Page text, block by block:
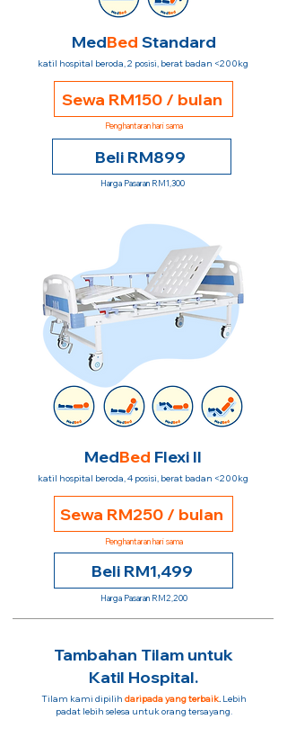
MedBed Standard
katil hospital beroda, 2 posisi, berat badan <200kg
Sewa RM150 / bulan
Penghantaran hari sama
Beli RM899
Harga Pasaran RM1,300
MedBed Flexi II
katil hospital beroda, 4 posisi, berat badan <200kg
Sewa RM250 / bulan
Penghantaran hari sama
Beli RM1,499
Harga Pasaran RM2,200
Tambahan Tilam untuk
Katil Hospital.
Tilam kami dipilih daripada yang terbaik.Lebih
padat lebih selesa untuk orang tersayang.